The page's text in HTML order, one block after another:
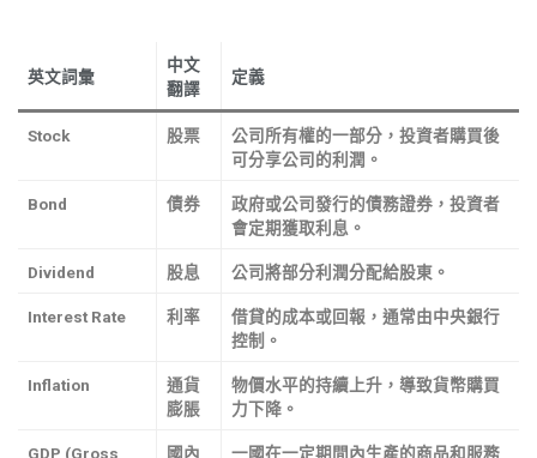
英文詞彙
中文
翻譯
定義
Stock 股票
公司所有權的一部分，投資者購買後
可分享公司的利潤。
Bond 債券
政府或公司發行的債務證券，投資者
會定期獲取利息。
Dividend 股息 公司將部分利潤分配給股東。
Interest Rate 利率
借貸的成本或回報，通常由中央銀行
控制。
Inflation
通貨
膨脹
物價水平的持續上升，導致貨幣購買
力下降。
GDP (Gross
國內
一國在一定期間內生產的商品和服務